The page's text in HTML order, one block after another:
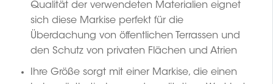
Qualität der verwendeten Materialien eignet
sich diese Markise perfekt für die
Überdachung von öffentlichen Terrassen und
den Schutz von privaten Flächen und Atrien
Ihre Größe sorgt mit einer Markise, die einen